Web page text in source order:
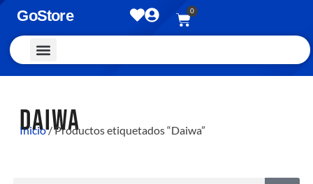
GoStore 0
DAIWA
Inicio/ Productos etiquetados “Daiwa”